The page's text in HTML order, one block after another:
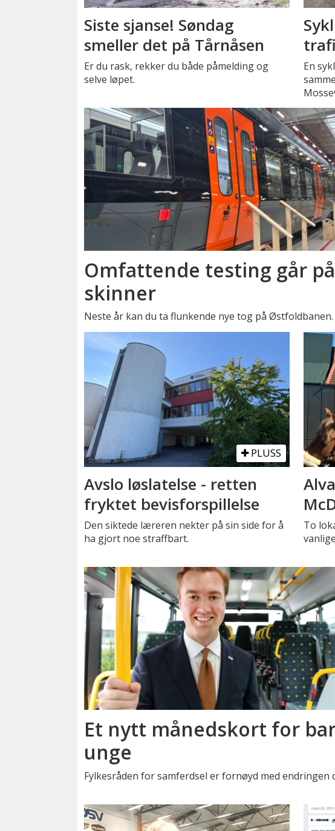
Siste sjanse! Søndag
smeller det på Tårnåsen
Er du rask, rekker du både påmelding og
selve løpet.
En
Omfattende testing går på
skinner
Neste år kan du ta flunkende nye tog på Østfoldbanen.
PLUSS
Avslo løslatelse - retten
fryktet bevisforspillelse
Den siktede læreren nekter på sin side for å
ha gjort noe straffbart.
To
Et nytt månedskort for
unge
Fylkesråden for samferdsel er fornøyd med endringen